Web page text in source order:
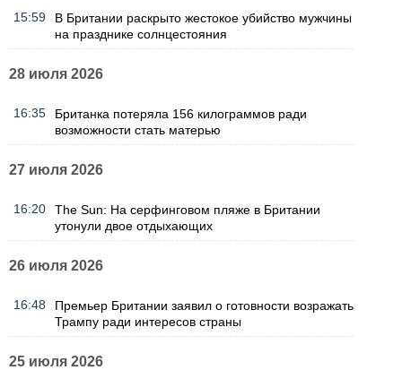
15:59
В Британии раскрыто жестокое убийство мужчины
на празднике солнцестояния
28 июля 2026
16:35
Британка потеряла 156 килограммов ради
возможности стать матерью
27 июля 2026
16:20
The Sun: На серфинговом пляже в Британии
утонули двое отдыхающих
26 июля 2026
16:48
Премьер Британии заявил о готовности возражать
Трампу ради интересов страны
25 июля 2026